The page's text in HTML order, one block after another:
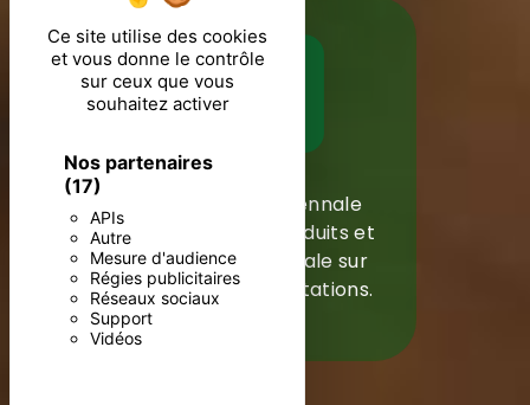
Ce site utilise des cookies
et vous donne le contrôle
sur ceux que vous
souhaitez activer
Nos partenaires
(17)
APIs
Autre
Mesure d'audience
Régies publicitaires
Réseaux sociaux
Support
Vidéos
Garantie décennale
sur tous les produits et
garantie biennale sur
toutes les prestations.